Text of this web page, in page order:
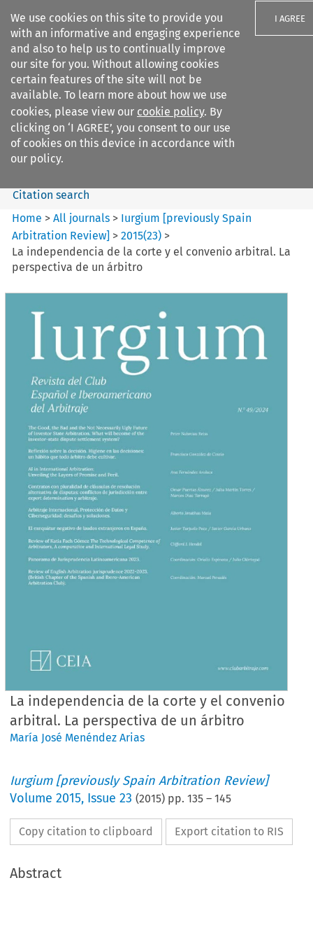
We use cookies on this site to provide you
with an informative and engaging experience
and also to help us to continually improve
our site for you. Without allowing cookies
certain features of the site will not be
available. To learn more about how we use
cookies, please view our cookie policy. By
clicking on ‘I AGREE’, you consent to our use
of cookies on this device in accordance with
our policy.
I AGREE
Search filters
Iurgium %5Bpreviously Spain
Arbitration ...
Search content
Citation search
Home >All journals > Iurgium [previously Spain
Arbitration Review] >2015(23) >
La independencia de la corte y el convenio arbitral. La
perspectiva de un árbitro
La independencia de la corte y el convenio
arbitral. La perspectiva de un árbitro
María José Menéndez Arias
Iurgium [previously Spain Arbitration Review]
Volume2015, Issue 23 (2015) pp.135 –145
Copy citation to clipboard Export citation to RIS
Abstract